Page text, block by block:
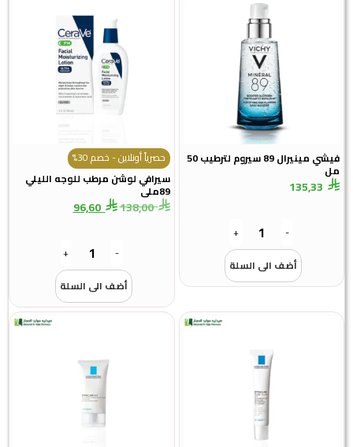
فيشي مينيرال 89 سيروم لترطيب 50
135,33
+
أضف الى السلة
حصرياً أونلاين - خصم 30%
سيرافي لوشن مرطب للوجه الليلي
138,00
96,60
+
أضف الى السلة